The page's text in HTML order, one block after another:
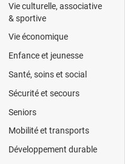
Vie culturelle, associative
& sportive
Vie économique
Enfance et jeunesse
Santé, soins et social
Sécurité et secours
Seniors
Mobilité et transports
Développement durable